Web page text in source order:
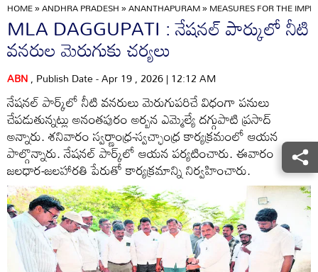
HOME»ANDHRA PRADESH»ANANTHAPURAM»MEASURES FOR THE
MLA DAGGUPATI : నేషనల్‌ పార్కులో నీటి
వనరుల మెరుగుకు చర్యలు
ABN, Publish Date - Apr 19 , 2026 | 12:12 AM
నేషనల్‌ పార్క్‌లో నీటి వనరులు మెరుగుపరిచే విధంగా పనులు
చేపడుతున్నట్లు అనంతపురం అర్బన ఎమ్మెల్యే దగ్గుపాటి ప్రసాద్‌
అన్నారు. శనివారం స్వర్ణాంధ్ర-స్వచ్ఛాంధ్ర కార్యక్రమంలో ఆయన
పాల్గొన్నారు. నేషనల్‌ పార్క్‌లో ఆయన పర్యటించారు. ఈవారం
జలధార-జలహారతి పేరుతో కార్యక్రమాన్ని నిర్వహించారు.